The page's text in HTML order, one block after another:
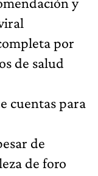
por
de salud
cuentas para
de
de foro